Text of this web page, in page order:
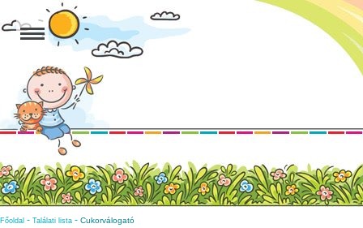
Főoldal - Találati lista - Cukorválogató